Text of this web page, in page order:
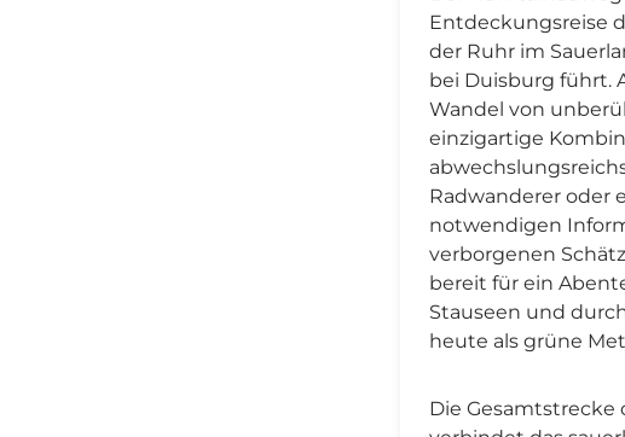
Entdeckungsreise
der Ruhr im
bei Duisburg führt.
Wandel von
einzigartige
Radwanderer oder
notwendigen
verborgenen
bereit für ein
Stauseen und
heute als grüne
Die